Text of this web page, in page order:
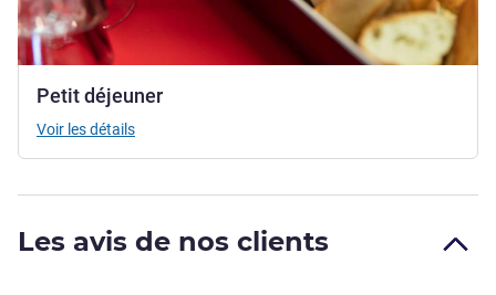
Petit déjeuner
Voir les détails
Les avis de nos clients